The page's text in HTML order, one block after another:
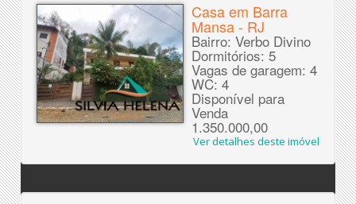
Casa em Barra
Mansa - RJ
Bairro: Verbo Divino
Dormitórios: 5
Vagas de garagem: 4
WC: 4
Disponível para
Venda
1.350.000,00
Ver detalhes deste imóvel